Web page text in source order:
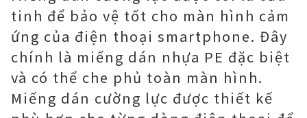
tinh để bảo vệ tốt cho màn hình cảm
ứng của điện thoại smartphone. Đây
chính là miếng dán nhựa PE đặc biệt
và có thể che phủ toàn màn hình.
Miếng dán cường lực được thiết kế